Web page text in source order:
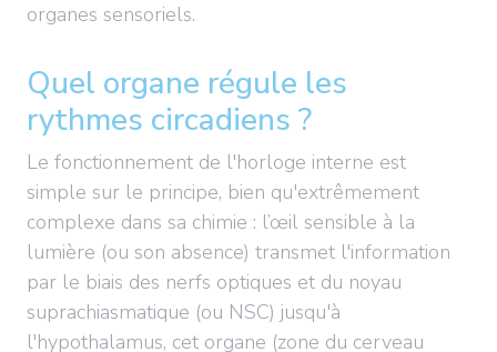
organes sensoriels.
Quel organe régule les
rythmes circadiens ?
Le fonctionnement de l'horloge interne est
simple sur le principe, bien qu'extrêmement
complexe dans sa chimie : l’œil sensible à la
lumière (ou son absence) transmet l'information
par le biais des nerfs optiques et du noyau
suprachiasmatique (ou NSC) jusqu'à
l'hypothalamus, cet organe (zone du cerveau